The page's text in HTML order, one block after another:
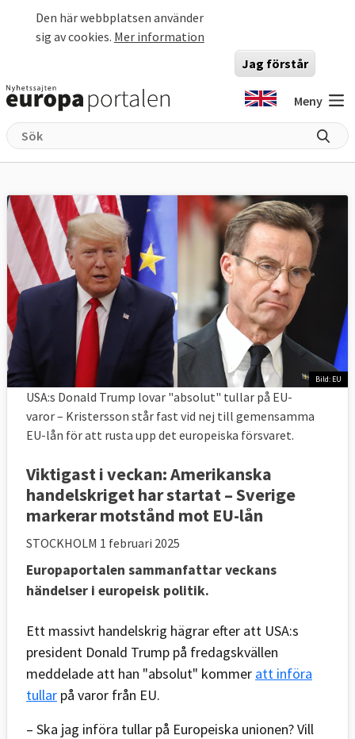
Den här webbplatsen använder
sig av cookies. Mer information
Jag förstår
Meny
Bild: EU
USA:s Donald Trump lovar "absolut" tullar på EU-
varor – Kristersson står fast vid nej till gemensamma
EU-lån för att rusta upp det europeiska försvaret.
Viktigast i veckan: Amerikanska
handelskriget har startat – Sverige
markerar motstånd mot EU-lån
STOCKHOLM 1 februari 2025
Europaportalen sammanfattar veckans
händelser i europeisk politik.
Ett massivt handelskrig hägrar efter att USA:s
president Donald Trump på fredagskvällen
meddelade att han "absolut" kommer att införa
tullar på varor från EU.
– Ska jag införa tullar på Europeiska unionen? Vill